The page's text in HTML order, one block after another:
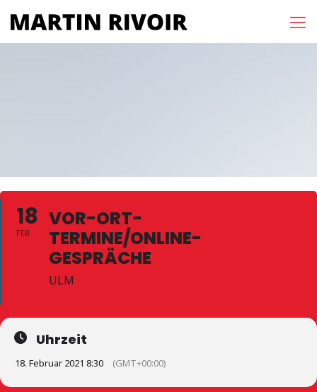
18
FEB
VOR-ORT-
TERMINE/ONLINE-
GESPRÄCHE
ULM
Uhrzeit
18. Februar 2021 8:30 (GMT+00:00)